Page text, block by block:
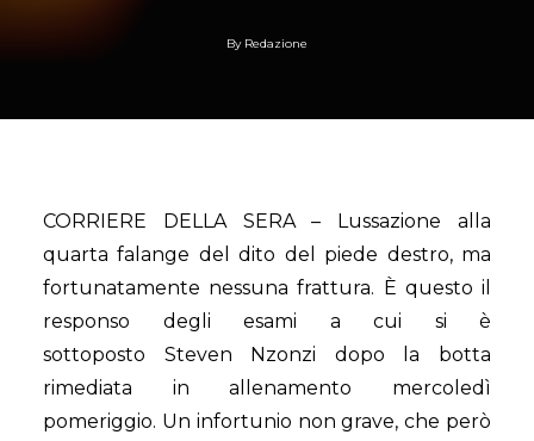
By Redazione
CORRIERE DELLA SERA – Lussazione alla
quarta falange del dito del piede destro, ma
fortunatamente nessuna frattura. È questo il
responso degli esami a cui si è
sottoposto Steven Nzonzi dopo la botta
rimediata in allenamento mercoledì
pomeriggio. Un infortunio non grave, che però